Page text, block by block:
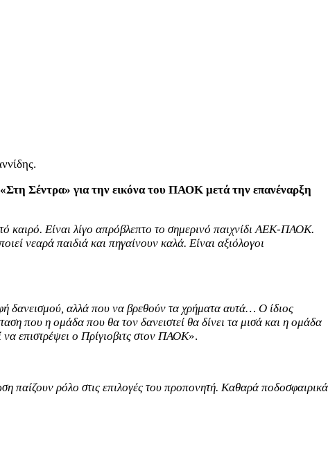
Σέντρα» για την εικόνα του ΠΑΟΚ μετά την επανέναρξη
καιρό. Είναι λίγο απρόβλεπτο το σημερινό παιχνίδι ΑΕΚ-ΠΑΟΚ.
νεαρά παιδιά και πηγαίνουν καλά. Είναι αξιόλογοι
δανεισμού, αλλά που να βρεθούν τα χρήματα αυτά… Ο ίδιος
που η ομάδα που θα τον δανειστεί θα δίνει τα μισά και η ομάδα
επιστρέψει ο Πρίγιοβιτς στον ΠΑΟΚ».
παίζουν ρόλο στις επιλογές του προπονητή. Καθαρά ποδοσφαιρικά